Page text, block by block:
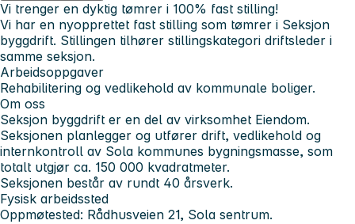
Vi trenger en dyktig tømrer i 100% fast stilling!
Vi har en nyopprettet fast stilling som tømrer i Seksjon
byggdrift. Stillingen tilhører stillingskategori driftsleder i
samme seksjon.
Arbeidsoppgaver
Rehabilitering og vedlikehold av kommunale boliger.
Om oss
Seksjon byggdrift er en del av virksomhet Eiendom.
Seksjonen planlegger og utfører drift, vedlikehold og
internkontroll av Sola kommunes bygningsmasse, som
totalt utgjør ca. 150 000 kvadratmeter.
Seksjonen består av rundt 40 årsverk.
Fysisk arbeidssted
Oppmøtested: Rådhusveien 21, Sola sentrum.